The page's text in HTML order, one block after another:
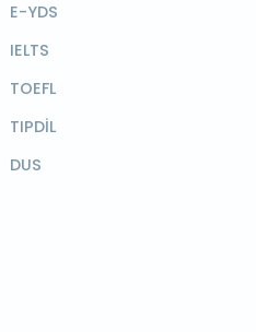
E-YDS
IELTS
TOEFL
TIPDİL
DUS